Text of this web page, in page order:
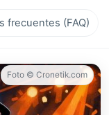
frecuentes (FAQ)
Foto © Cronetik.com